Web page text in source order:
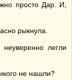
просто Дар. И,
рыкнула.
легли
не нашли?